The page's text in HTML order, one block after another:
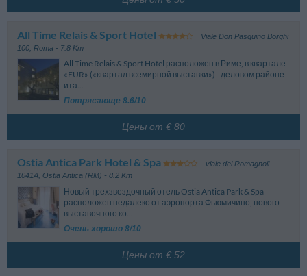
Fm-Muratella 4.15 km
пребывания, выбранных номеров и тарифов. Обратите внимание на
All Time Relais & Sport Hotel
Viale Don Pasquino Borghi
100 Roma - 7.8 Km
All Time Relais & Sport Hotel расположен в Риме, в квартале
«EUR» («квартал всемирной выставки») - деловом районе
ита...
Потрясающе 8.6/10
Цены от € 80
Ostia Antica Park Hotel & Spa
viale dei Romagnoli
1041A Ostia Antica (RM) - 8.2 Km
Новый трехзвездочный отель Ostia Antica Park & Spa
расположен недалеко от аэропорта Фьюмичино, нового
выставочного ко...
Очень хорошо 8/10
Цены от € 52